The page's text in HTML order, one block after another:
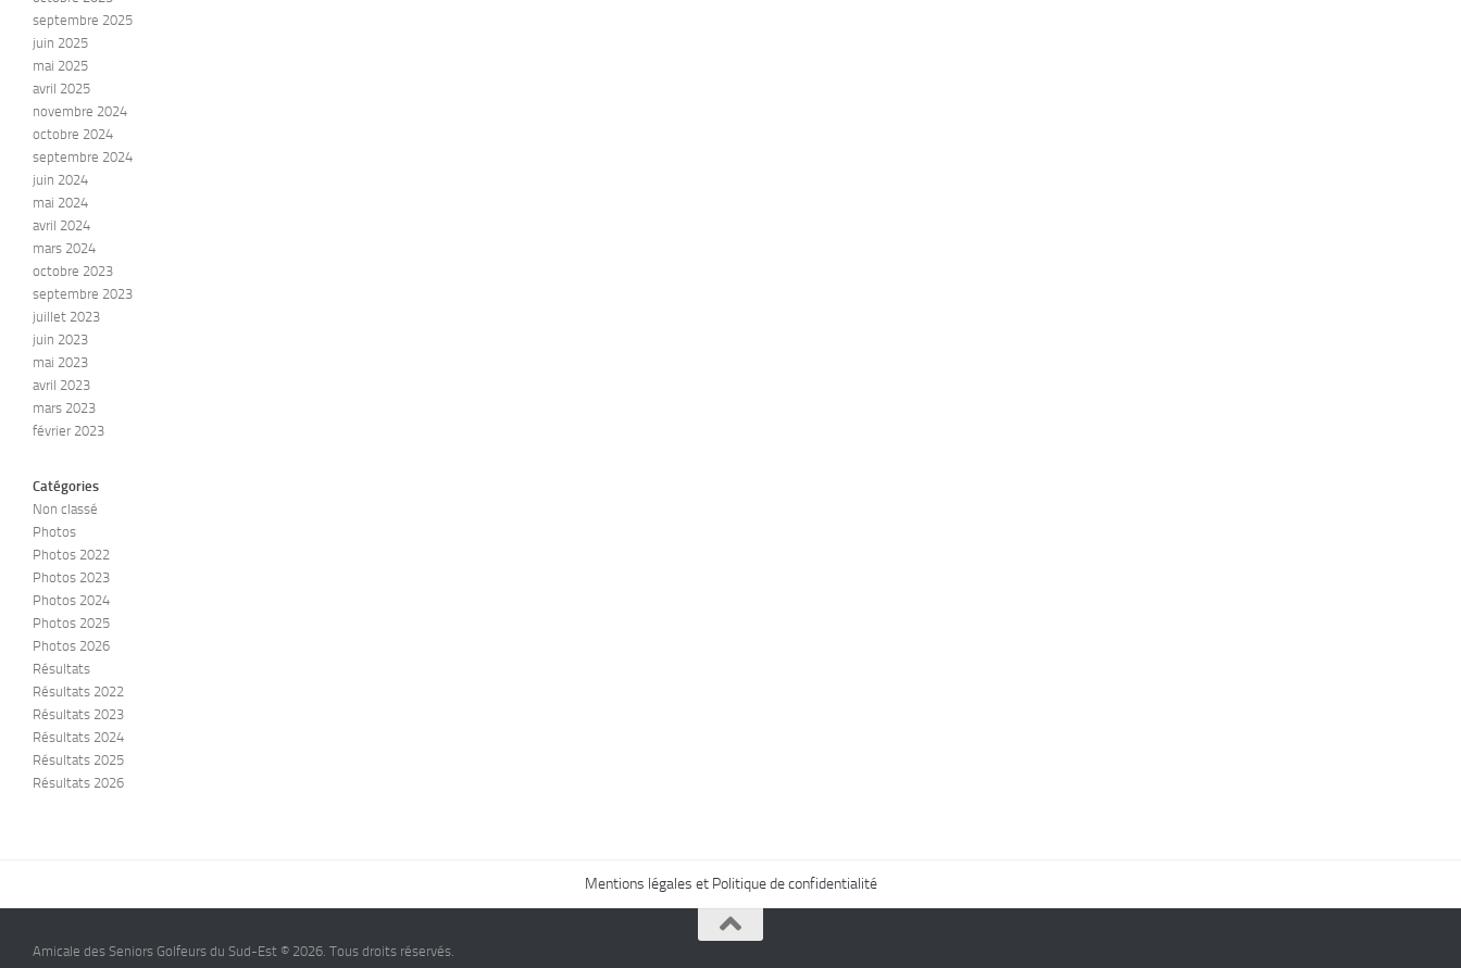
septembre 2025
juin 2025
mai 2025
avril 2025
novembre 2024
octobre 2024
septembre 2024
juin 2024
mai 2024
avril 2024
mars 2024
octobre 2023
septembre 2023
juillet 2023
juin 2023
mai 2023
avril 2023
mars 2023
février 2023
Catégories
Non classé
Photos
Photos 2022
Photos 2023
Photos 2024
Photos 2025
Photos 2026
Résultats
Résultats 2022
Résultats 2023
Résultats 2024
Résultats 2025
Résultats 2026
Mentions légales et Politique de confidentialité
Amicale des Seniors Golfeurs du Sud-Est © 2026. Tous droits réservés.